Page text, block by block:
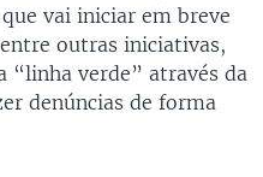
vai iniciar em breve
outras iniciativas,
“linha verde” através da
denúncias de forma